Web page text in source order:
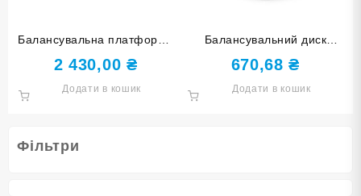
Фільтри
Балансувальна платформа
46 см кульки фуксія YJ05-
M-МА
2 430,00 ₴
Додати в кошик
Балансувальний диск
чорний YJ-O-M-black
670,68₴
Додати в кошик